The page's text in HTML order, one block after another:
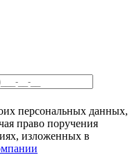
персональных данных,
право поручения
изложенных в